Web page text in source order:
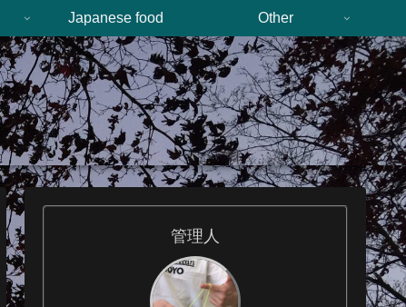
Japanese food Other
管理人